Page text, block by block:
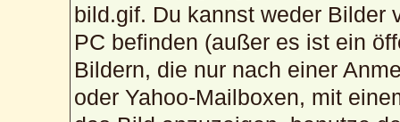
bild.gif. Du kannst weder Bilder
PC befinden (außer es ist ein
Bildern, die nur nach einer
oder Yahoo-Mailboxen, mit